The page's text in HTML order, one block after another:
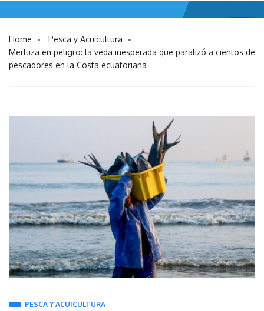
Home
Pesca y Acuicultura
Merluza en peligro: la veda inesperada que paralizó a cientos de
pescadores en la Costa ecuatoriana
PESCA Y ACUICULTURA